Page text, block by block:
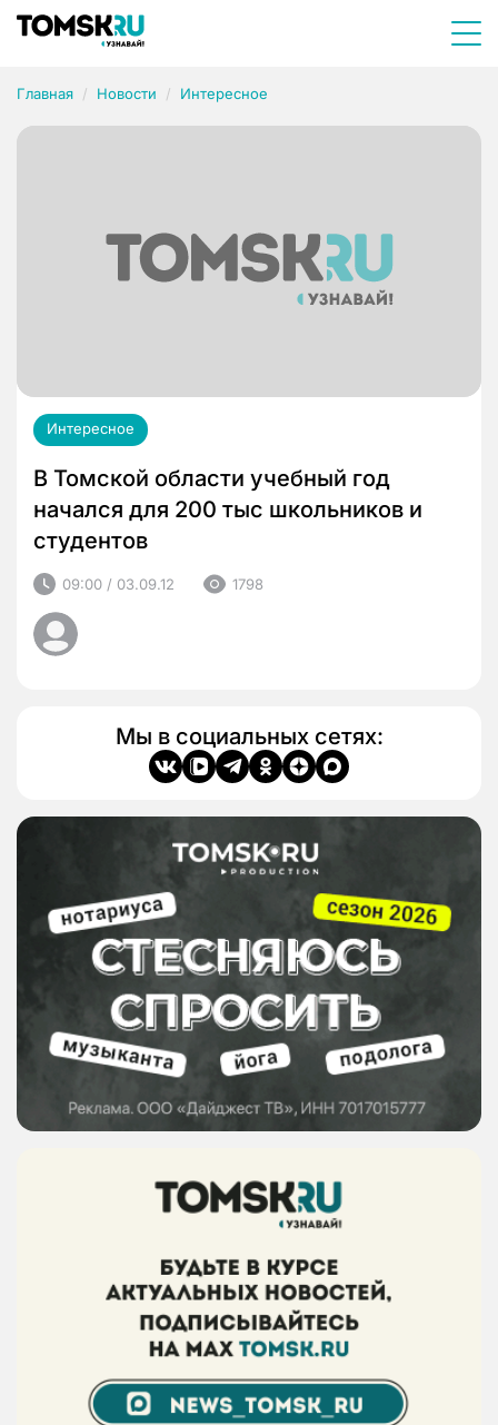
Главная Новости Интересное
Интересное
В Томской области учебный год
начался для 200 тыс школьников и
студентов
09:00 / 03.09.12 1798
Мы в социальных сетях: